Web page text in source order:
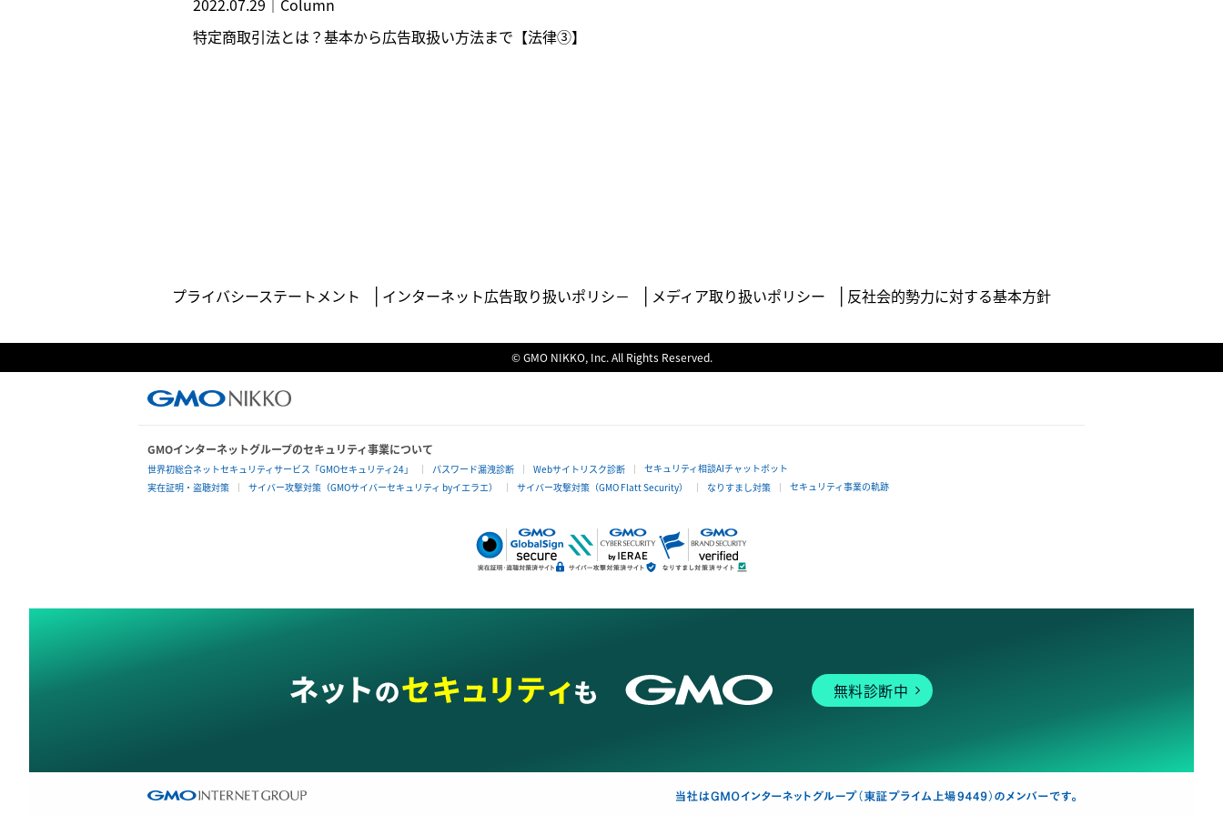
2022.07.29
Column
特定商取引法とは？基本から広告取扱い方法まで【法律③】
プライバシーステートメント インターネット広告取り扱いポリシ－ メディア取り扱いポリシー 反社会的勢力に対する基本方針
© GMO NIKKO, Inc. All Rights Reserved.
GMOインターネットグループのセキュリティ事業について
世界初総合ネットセキュリティサービス「GMOセキュリティ24」 パスワード漏洩診断 Webサイトリスク診断
セキュリティ相談AIチャットボット
実在証明・盗聴対策
サイバー攻撃対策（GMOサイバーセキュリティ byイエラエ） サイバー攻撃対策（GMO Flatt Security） なりすまし対策 セキュリティ事業の軌跡
無料診断中